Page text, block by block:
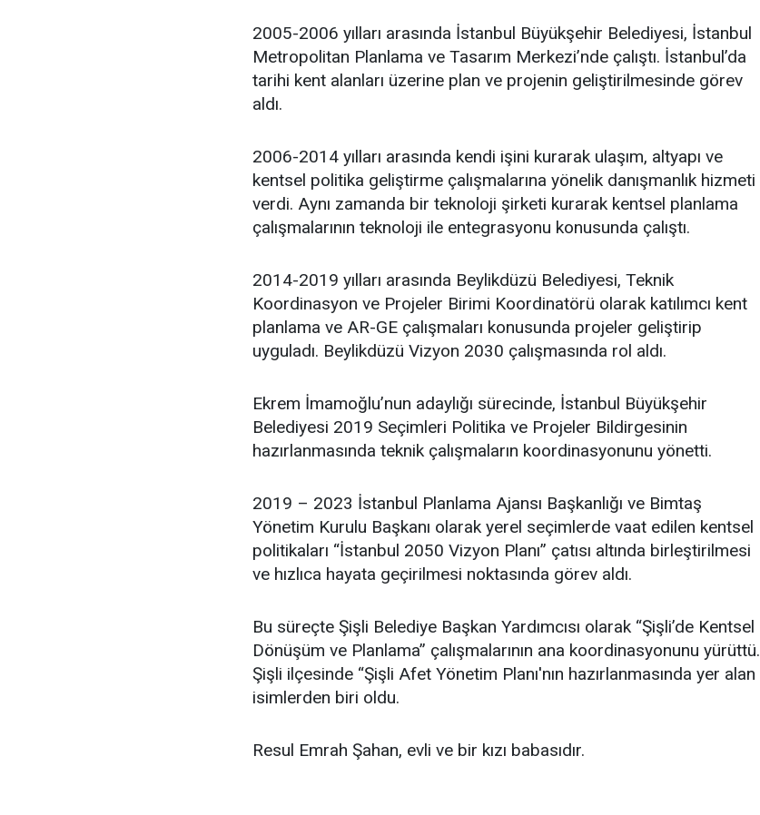
2005-2006 yılları arasında İstanbul Büyükşehir Belediyesi, İstanbul
Metropolitan Planlama ve Tasarım Merkezi’nde çalıştı. İstanbul’da
tarihi kent alanları üzerine plan ve projenin geliştirilmesinde görev
aldı.
2006-2014 yılları arasında kendi işini kurarak ulaşım, altyapı ve
kentsel politika geliştirme çalışmalarına yönelik danışmanlık hizmeti
verdi. Aynı zamanda bir teknoloji şirketi kurarak kentsel planlama
çalışmalarının teknoloji ile entegrasyonu konusunda çalıştı.
2014-2019 yılları arasında Beylikdüzü Belediyesi, Teknik
Koordinasyon ve Projeler Birimi Koordinatörü olarak katılımcı kent
planlama ve AR-GE çalışmaları konusunda projeler geliştirip
uyguladı. Beylikdüzü Vizyon 2030 çalışmasında rol aldı.
Ekrem İmamoğlu’nun adaylığı sürecinde, İstanbul Büyükşehir
Belediyesi 2019 Seçimleri Politika ve Projeler Bildirgesinin
hazırlanmasında teknik çalışmaların koordinasyonunu yönetti.
2019 – 2023 İstanbul Planlama Ajansı Başkanlığı ve Bimtaş
Yönetim Kurulu Başkanı olarak yerel seçimlerde vaat edilen kentsel
politikaları “İstanbul 2050 Vizyon Planı” çatısı altında birleştirilmesi
ve hızlıca hayata geçirilmesi noktasında görev aldı.
Bu süreçte Şişli Belediye Başkan Yardımcısı olarak “Şişli’de Kentsel
Dönüşüm ve Planlama” çalışmalarının ana koordinasyonunu yürüttü.
Şişli ilçesinde “Şişli Afet Yönetim Planı'nın hazırlanmasında yer alan
isimlerden biri oldu.
Resul Emrah Şahan, evli ve bir kızı babasıdır.